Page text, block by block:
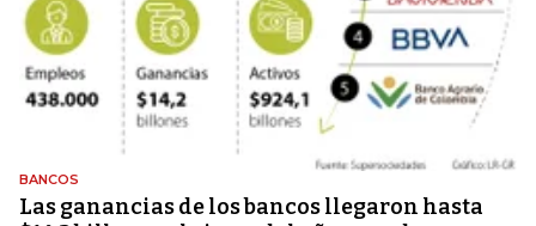
BANCOS
Las ganancias de los bancos llegaron hasta